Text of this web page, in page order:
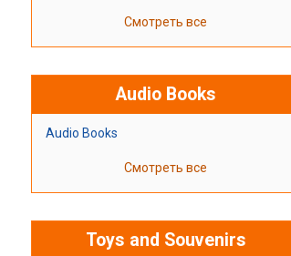
Смотреть все
Audio Books
Audio Books
Смотреть все
Toys and Souvenirs